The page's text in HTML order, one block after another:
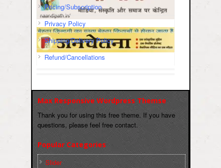
Pricing/Subscription
Privacy Policy
Shipping/Delivery Policy
Refund/Cancellations
Max Responsive Wordpress Themse
Thank you for using this free theme. If you have
questions, please feel free contact.
Popular Categories
Slider